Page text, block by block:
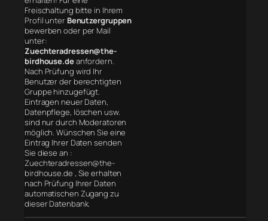
Freischaltung bitte in Ihrem
Profil unter Benutzergruppen
bewerben oder per Mail
unter:
Zuechteradressen@the-
birdhouse.deanfordern.
Nach Prüfung wird Ihr
Benutzer der berechtigten
Gruppe hinzugefügt.
Eintragen neuer Daten,
Datenpflege, löschen usw.
sind nur durch Moderatoren
möglich. Wünschen Sie eine
Eintrag Ihrer Daten senden
Sie diese an :
Zuechteradressen@the-
birdhouse.de , Sie erhalten
nach Prüfung Ihrer Daten
automatischen Zugang zu
dieser Datenbank.